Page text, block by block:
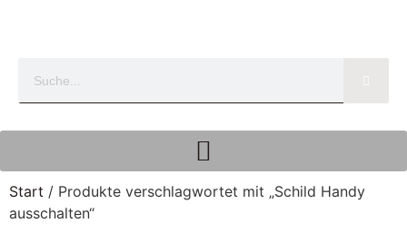
Start / Produkte verschlagwortet mit „Schild Handy
ausschalten“